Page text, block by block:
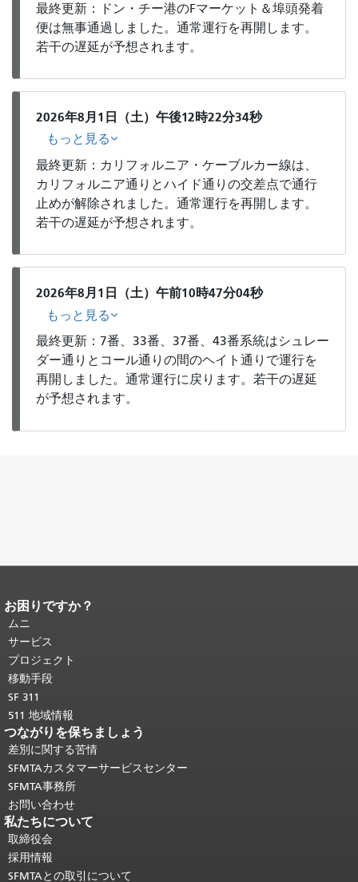
最終更新：ドン・チー港のFマーケット＆埠頭発着
便は無事通過しました。通常運行を再開します。
若干の遅延が予想されます。
2026年8月1日（土）午後12時22分34秒
もっと見る
最終更新：カリフォルニア・ケーブルカー線は、
カリフォルニア通りとハイド通りの交差点で通行
止めが解除されました。通常運行を再開します。
若干の遅延が予想されます。
2026年8月1日（土）午前10時47分04秒
もっと見る
最終更新：7番、33番、37番、43番系統はシュレー
ダー通りとコール通りの間のヘイト通りで運行を
再開しました。通常運行に戻ります。若干の遅延
が予想されます。
ページコンテンツの終わり。
ジの残りの部分はすべてのページで繰
り返されます。
頭に戻る。
お困りですか？
ムニ
サービス
プロジェクト
移動手段
SF 311
511 地域情報
つながりを保ちましょう
差別に関する苦情
SFMTAカスタマーサービスセンター
SFMTA事務所
お問い合わせ
私たちについて
取締役会
採用情報
SFMTAとの取引について